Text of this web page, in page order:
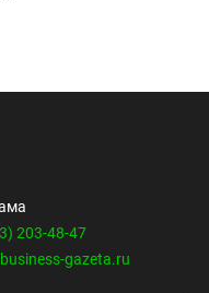
203-48-47
gazeta.ru